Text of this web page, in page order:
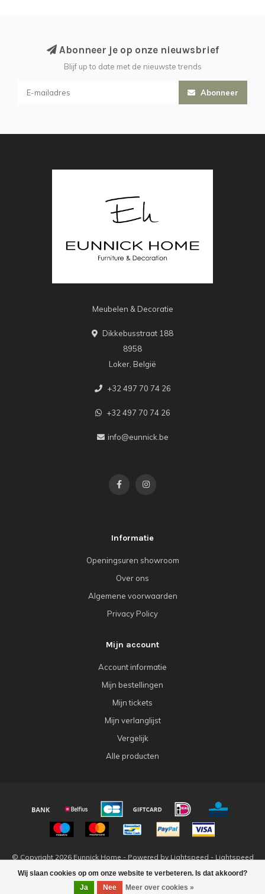
Wij slaan cookies op om onze website te verbeteren. Is dat akkoord?
Ja
Nee Meer over cookies »
Abonneer je op onze nieuwsbrief
Blijf up to date met de nieuwste trends
Abonneer
Meubelen & Decoratie
Dikkebusstraat 188
8958
Loker, België
+32 497 70 74 26
+32 497 70 74 26
info@eunnick.be
Informatie
Openingsuren showroom
Over ons
Algemene voorwaarden
Privacy Policy
Mijn account
Account informatie
Mijn bestellingen
Mijn tickets
Mijn verlanglijst
Vergelijk
Alle producten
© Copyright 2026 Eunnick Home - Powered by Lightspeed - Lightspeed
designbyDyvelopment